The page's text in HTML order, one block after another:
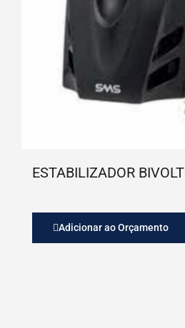
ESTABILIZADOR BIVOLT
Adicionar ao Orçamento